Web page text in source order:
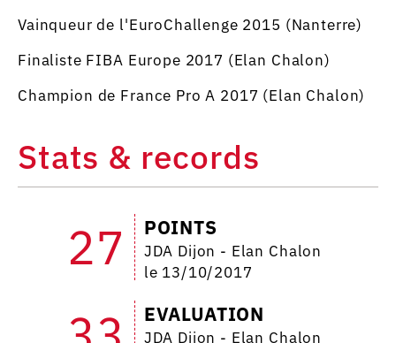
Vainqueur de l'EuroChallenge 2015 (Nanterre)
Finaliste FIBA Europe 2017 (Elan Chalon)
Champion de France Pro A 2017 (Elan Chalon)
Stats & records
27 POINTS
JDA Dijon - Elan Chalon
le 13/10/2017
EVALUATION
JDA Dijon - Elan Chalon